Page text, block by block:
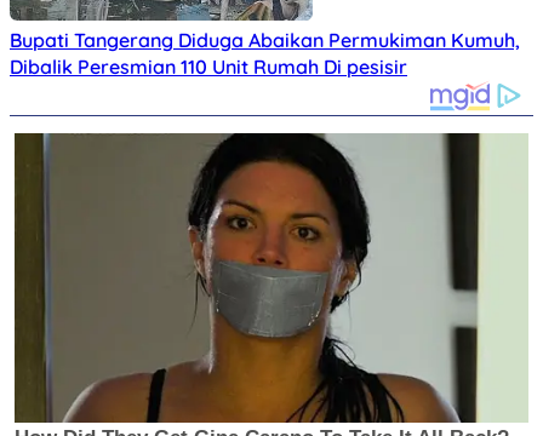
Bupati Tangerang Diduga Abaikan Permukiman Kumuh,
Dibalik Peresmian 110 Unit Rumah Di pesisir